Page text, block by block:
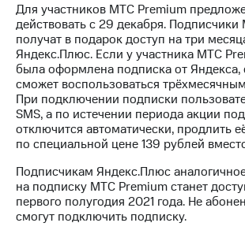
Роуминг
Семейная
группа
Заказать
SIM-
карту
Оформить
eSIM
SIM-
карта
Тарифы
RED,
РИИЛ
и МТС
Супер
дешевле
при
оплате
с карты
Деньги
Выберите
и подключите
Для участников МТС Premium
действовать с 29 декабря.
получат в подарок доступ на три
Яндекс.Плюс. Если у участника МТС
была оформлена подписка от Яндекса,
сможет воспользоваться
При подключении подписки
SMS, а по истечении периода акции
отключится автоматически, продлить
по специальной цене 139 рублей
Подписчикам Яндекс.Плюс
на подписку МТС Premium станет
первого полугодия 2021 года. Не
смогут подключить подписку.